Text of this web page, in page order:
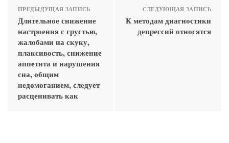
ПРЕДЫДУЩАЯ ЗАПИСЬ
Длительное снижение
настроения с грустью,
жалобами на скуку,
плаксивость, снижение
аппетита и нарушения
сна, общим
недомоганием, следует
расценивать как
СЛЕДУЮЩАЯ ЗАПИСЬ
К методам диагностики
депрессий относятся